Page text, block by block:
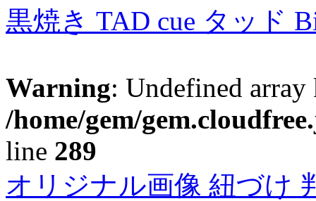
黒焼き TAD cue タッド
Warning: Undefined
/home/gem/
line 289
オリジナル画像 紐づけ